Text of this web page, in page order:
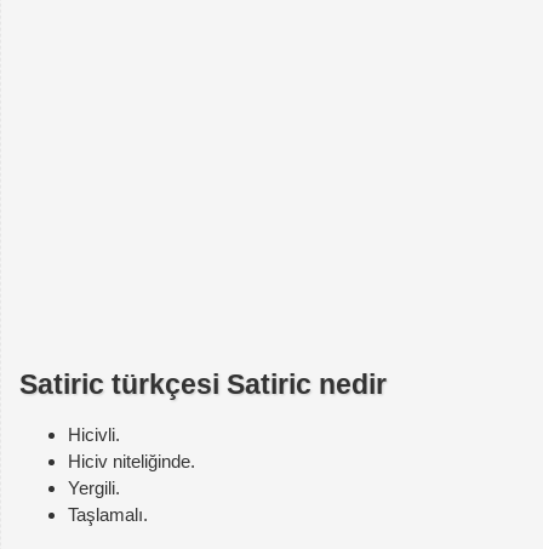
Satiric türkçesi Satiric nedir
Hicivli.
Hiciv niteliğinde.
Yergili.
Taşlamalı.